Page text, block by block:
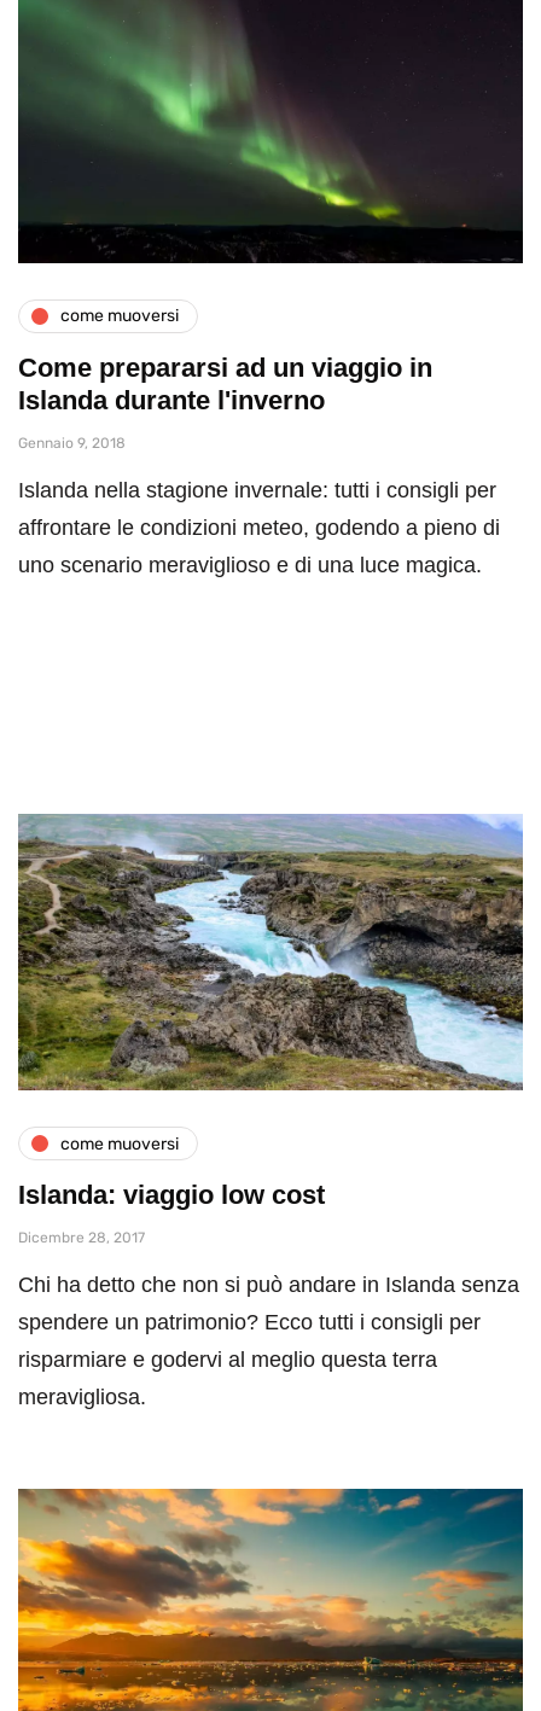
come muoversi
Come prepararsi ad un viaggio in
Islanda durante l'inverno
Gennaio 9, 2018
Islanda nella stagione invernale: tutti i consigli per
affrontare le condizioni meteo, godendo a pieno di
uno scenario meraviglioso e di una luce magica.
come muoversi
Islanda: viaggio low cost
Dicembre 28, 2017
Chi ha detto che non si può andare in Islanda senza
spendere un patrimonio? Ecco tutti i consigli per
risparmiare e godervi al meglio questa terra
meravigliosa.